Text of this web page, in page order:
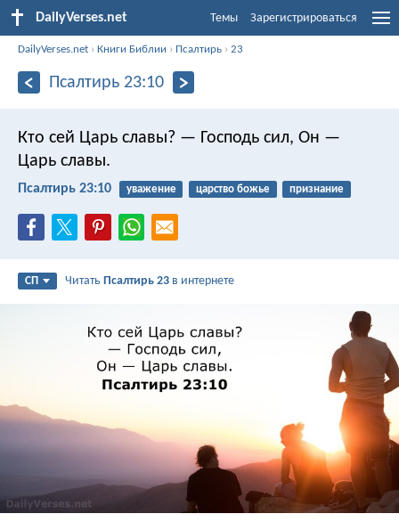
DailyVerses.net Темы Зарегистрироваться
DailyVerses.net ›Книги Библии › Псалтирь ›23
Псалтирь 23:10
Кто сей Царь славы? — Господь сил, Он —
Царь славы.
Псалтирь 23:10 уважение царство божье признание
СП ЧитатьПсалтирь 23 в интернете